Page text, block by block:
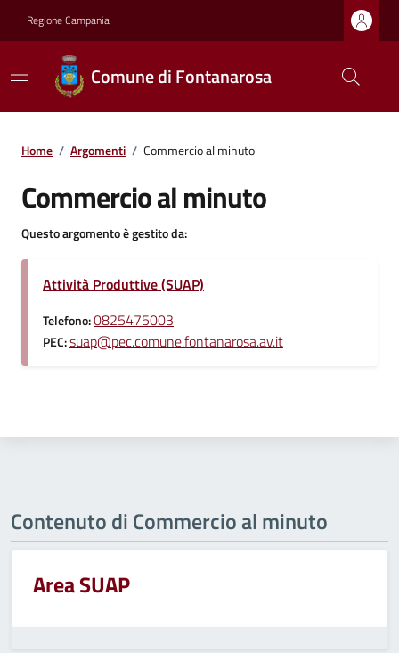
Regione Campania
Comune di Fontanarosa
Home / Argomenti / Commercio al minuto
Commercio al minuto
Questo argomento è gestito da:
Attività Produttive (SUAP)
Telefono:0825475003
PEC:suap@pec.comune.fontanarosa.av.it
Contenuto di Commercio al minuto
Area SUAP